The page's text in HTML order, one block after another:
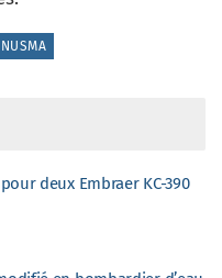
deux Embraer KC-390